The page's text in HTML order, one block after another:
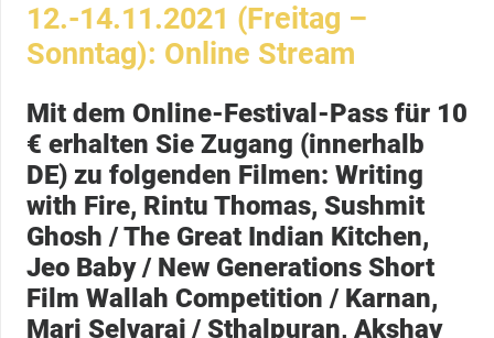
12.-14.11.2021 (Freitag –
Sonntag): Online Stream
Mit dem Online-Festival-Pass für 10
€ erhalten Sie Zugang (innerhalb
DE) zu folgenden Filmen: Writing
with Fire, Rintu Thomas, Sushmit
Ghosh / The Great Indian Kitchen,
Jeo Baby/ New Generations Short
Film Wallah Competition / Karnan,
Mari Selvaraj / Sthalpuran, Akshay